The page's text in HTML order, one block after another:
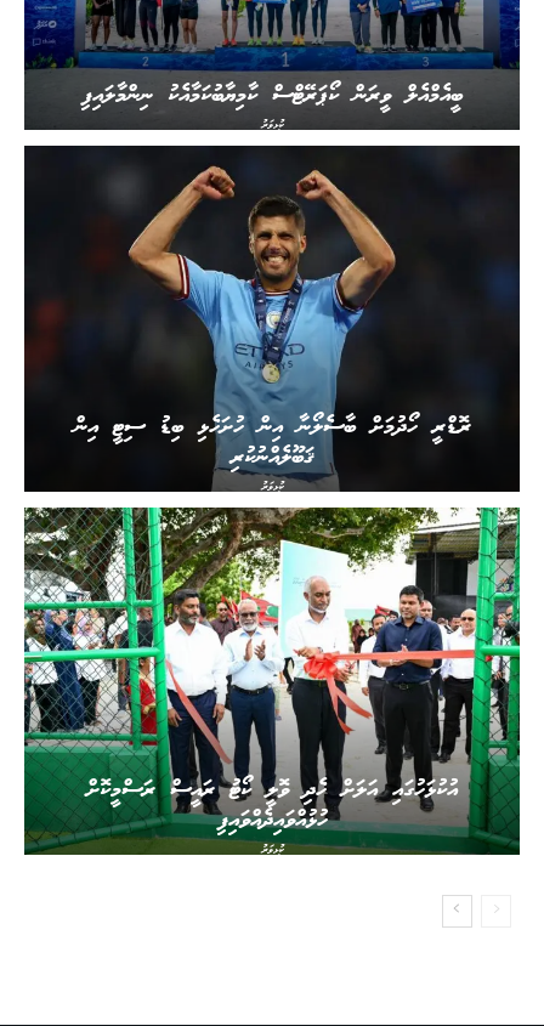
ކުޅިވަރު
ބީއެމްއެލް ވީރަން ކޯޕަރޭޓްސް ކާމިޔާބުކަމާއެކު ނިންމާލައިފި
ކުޅިވަރު
ރޮޑްރީ ހޯދުމަށް ބާސެލޯނާ އިން ހުށަހެޅި ބިޑު ސިޓީ އިން
ޤަބޫލެއްނުކުރި
ކުޅިވަރު
އުކުޅަހުގައި އަލަށް ހެދި ވޮލީ ކޯޓު ރައީސް ރަސްމީކޮށް
ހުޅުއްވައިދެއްވައިފި